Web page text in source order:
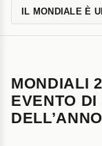
IL MONDIALE È
MONDIALI
EVENTO DI
DELL’ANNO